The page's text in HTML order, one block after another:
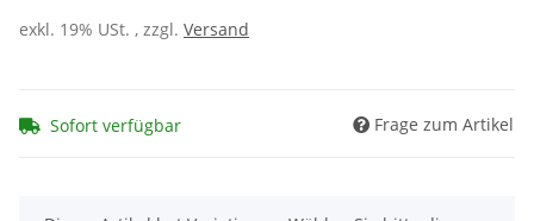
exkl. 19% USt. , zzgl. Versand
Sofort verfügbar Frage zum Artikel